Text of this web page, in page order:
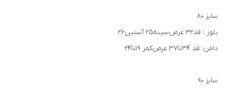
سایز ۸۰
بلوز : قد۳۲ عرض‌سینه۲۵ آستین۲۶
دامن: قد ۳۴تا۳۷ عرض‌کمر ۱۹تا۲۴
سایز ۹۰